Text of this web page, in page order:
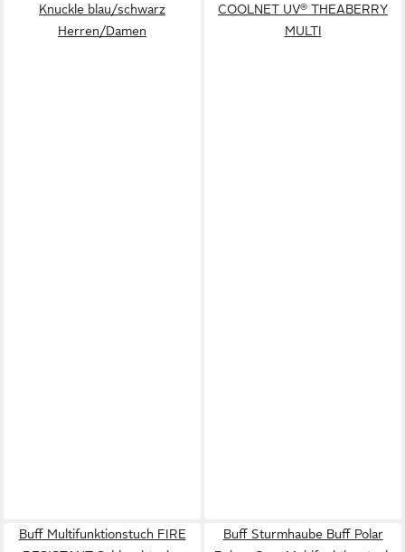
Knuckle blau/schwarz
Herren/Damen
COOLNET UV® THEABERRY
MULTI
Buff Multifunktionstuch FIRE
Buff Sturmhaube Buff Polar